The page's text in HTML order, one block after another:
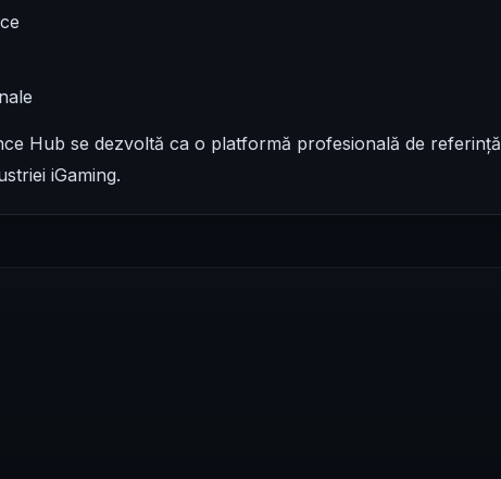
Hub se dezvoltă ca o platformă profesională de referință
iGaming.